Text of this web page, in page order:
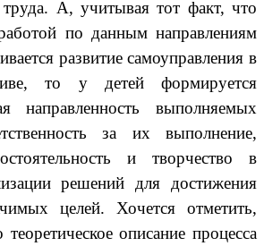
А, учитывая тот факт, что
по данным направлениям
развитие самоуправления в
то у детей формируется
направленность выполняемых
за их выполнение,
и творчество в
решений для достижения
целей. Хочется отметить,
описание процесса